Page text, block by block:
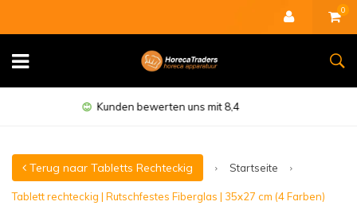
0
Minimal 1 Jahr Garantie
Terug naar Tabletts Rechteckig Startseite
Tablett rechteckig | Rutschfestes Fiberglas | 35x27 cm (4 Farben)